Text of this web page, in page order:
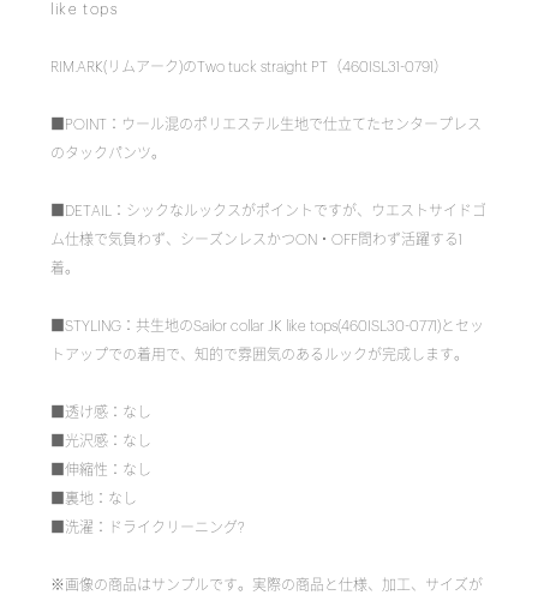
like tops
RIM.ARK(リムアーク)のTwo tuck straight PT（460ISL31-0791）
■POINT：ウール混のポリエステル生地で仕立てたセンタープレス
のタックパンツ。
■DETAIL：シックなルックスがポイントですが、ウエストサイドゴ
ム仕様で気負わず、シーズンレスかつON・OFF問わず活躍する1
着。
■STYLING：共生地のSailor collar JK like tops(460ISL30-0771)とセッ
トアップでの着用で、知的で雰囲気のあるルックが完成します。
■透け感：なし
■光沢感：なし
■伸縮性：なし
■裏地：なし
■洗濯：ドライクリーニング?
※画像の商品はサンプルです。実際の商品と仕様、加工、サイズが